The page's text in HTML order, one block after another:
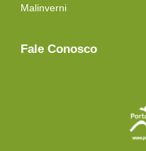
Malinverni
Fale Conosco